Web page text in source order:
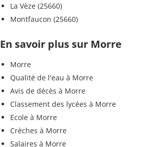
La Vèze (25660)
Montfaucon (25660)
En savoir plus sur Morre
Morre
Qualité de l'eau à Morre
Avis de décès à Morre
Classement des lycées à Morre
Ecole à Morre
Crèches à Morre
Salaires à Morre